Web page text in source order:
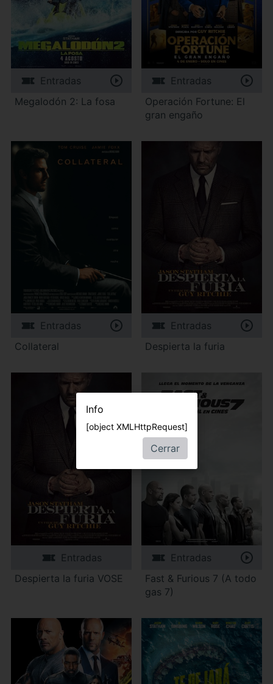
Entradas
Megalodón 2: La fosa
Entradas
Operación Fortune: El
gran engaño
Entradas
Collateral
Entradas
Despierta la furia
Entradas
Despierta la furia VOSE
Entradas
Fast & Furious 7 (A todo
gas 7)
Info
[object XMLHttpRequest]
Cerrar